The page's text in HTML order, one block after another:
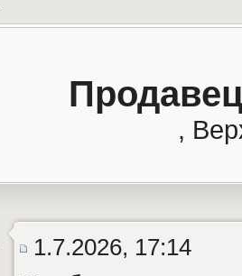
,
1.7.2026, 17:14